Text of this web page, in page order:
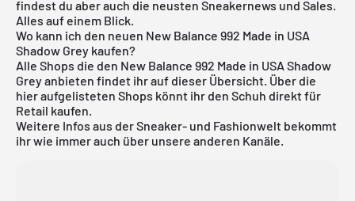
findest du aber auch die neusten Sneakernews und Sales.
Alles auf einem Blick.
Wo kann ich den neuen New Balance 992 Made in USA
Shadow Grey kaufen?
Alle Shops die den New Balance 992 Made in USA Shadow
Grey anbieten findet ihr auf dieser Übersicht. Über die
hier aufgelisteten Shops könnt ihr den Schuh direkt für
Retail kaufen.
Weitere Infos aus derSneaker- und Fashionwelt bekommt
ihr wie immer auch über unsere anderen Kanäle.